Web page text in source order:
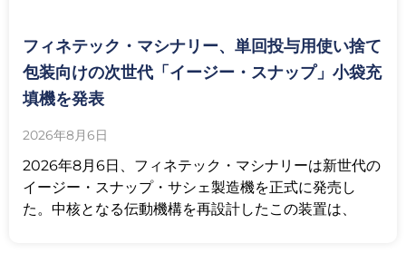
フィネテック・マシナリー、単回投与用使い捨て
包装向けの次世代「イージー・スナップ」小袋充
填機を発表
2026年8月6日
2026年8月6日、フィネテック・マシナリーは新世代の
イージー・スナップ・サシェ製造機を正式に発売し
た。中核となる伝動機構を再設計したこの装置は、